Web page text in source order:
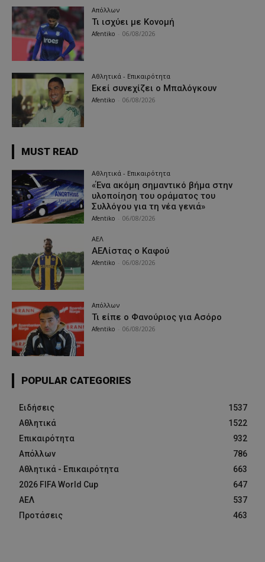
Απόλλων
Τι ισχύει με Κονομή
Afentiko 06/08/2026
Αθλητικά - Επικαιρότητα
Εκεί συνεχίζει ο Μπαλόγκουν
Afentiko 06/08/2026
MUST READ
Αθλητικά - Επικαιρότητα
«Ένα ακόμη σημαντικό βήμα στην
υλοποίηση του οράματος του
Συλλόγου για τη νέα γενιά»
Afentiko 06/08/2026
ΑΕΛ
ΑΕΛίστας ο Καφού
Afentiko 06/08/2026
Απόλλων
Τι είπε ο Φανούριος για Ασόρο
Afentiko 06/08/2026
POPULAR CATEGORIES
Ειδήσεις
1537
Αθλητικά
1522
Επικαιρότητα
932
Απόλλων
786
Αθλητικά - Επικαιρότητα
663
2026 FIFA World Cup
647
ΑΕΛ
537
Προτάσεις
463